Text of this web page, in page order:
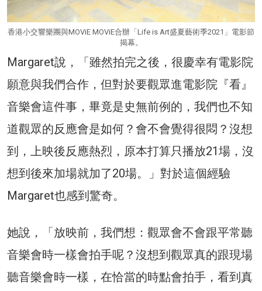
香港小交響樂團與MOViE MOViE合辦「Life is Art盛夏藝術季2021」電影節
揭幕。
Margaret說，「雖然拍完之後，很慶幸有電影院
願意與我們合作，但對於要觀眾進電影院『看』
音樂會這件事，畢竟是史無前例的，我們也不知
道觀眾的反應會是如何？會不會覺得很悶？沒想
到，上映後反應熱烈，原本打算只播放21場，沒
想到後來加場就加了20場。」對於這個經驗
Margaret也感到驚奇。
她說，「放映前，我們想：觀眾會不會跟平常聽
音樂會時一樣會拍手呢？沒想到觀眾真的跟現場
聽音樂會時一樣，在恰當的時點會拍手，看到真